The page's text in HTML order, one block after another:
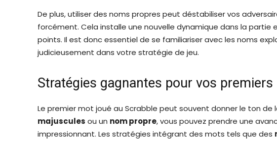
De plus, utiliser des noms propres peut déstabiliser vos
forcément. Cela installe une nouvelle dynamique dans la partie
points. Il est donc essentiel de se familiariser avec les noms
judicieusement dans votre stratégie de jeu.
Stratégies gagnantes pour vos
Le premier mot joué au Scrabble peut souvent donner le ton de
majuscules ou un nom propre, vous pouvez prendre une
impressionnant. Les stratégies intégrant des mots tels que des